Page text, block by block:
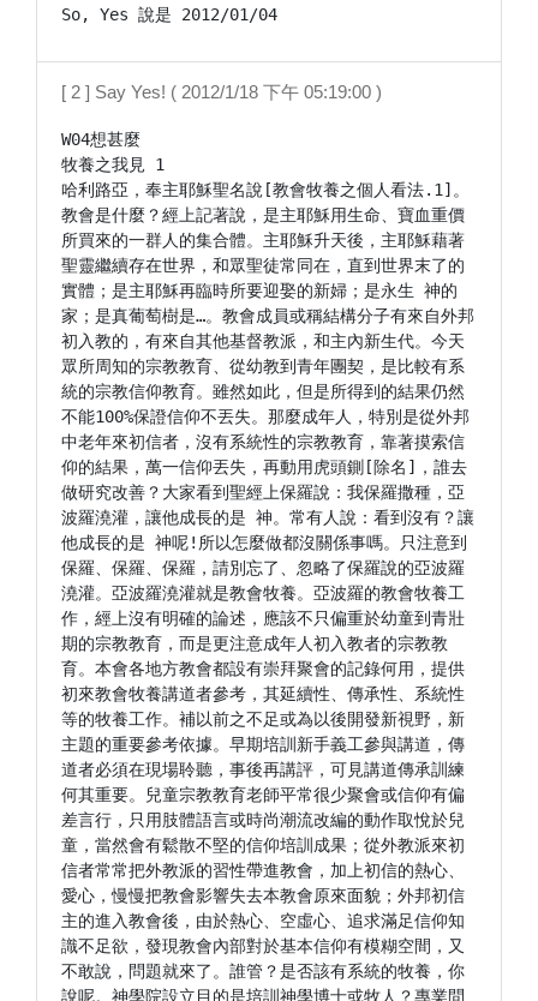
[ 2 ] Say Yes! ( 2012/1/18 下午 05:19:00 )
W04想甚麼
牧養之我見 1
哈利路亞，奉主耶穌聖名說[教會牧養之個人看法.1]。
教會是什麼？經上記著說，是主耶穌用生命、寶血重價
所買來的一群人的集合體。主耶穌升天後，主耶穌藉著
聖靈繼續存在世界，和眾聖徒常同在，直到世界末了的
實體；是主耶穌再臨時所要迎娶的新婦；是永生 神的
家；是真葡萄樹是…。教會成員或稱結構分子有來自外邦
初入教的，有來自其他基督教派，和主內新生代。今天
眾所周知的宗教教育、從幼教到青年團契，是比較有系
統的宗教信仰教育。雖然如此，但是所得到的結果仍然
不能100%保證信仰不丟失。那麼成年人，特別是從外邦
中老年來初信者，沒有系統性的宗教教育，靠著摸索信
仰的結果，萬一信仰丟失，再動用虎頭鍘[除名]，誰去
做研究改善？大家看到聖經上保羅說：我保羅撒種，亞
波羅澆灌，讓他成長的是 神。常有人說：看到沒有？讓
他成長的是 神呢!所以怎麼做都沒關係事嗎。只注意到
保羅、保羅、保羅，請別忘了、忽略了保羅說的亞波羅
澆灌。亞波羅澆灌就是教會牧養。亞波羅的教會牧養工
作，經上沒有明確的論述，應該不只偏重於幼童到青壯
期的宗教教育，而是更注意成年人初入教者的宗教教
育。本會各地方教會都設有崇拜聚會的記錄何用，提供
初來教會牧養講道者參考，其延續性、傳承性、系統性
等的牧養工作。補以前之不足或為以後開發新視野，新
主題的重要參考依據。早期培訓新手義工參與講道，傳
道者必須在現場聆聽，事後再講評，可見講道傳承訓練
何其重要。兒童宗教教育老師平常很少聚會或信仰有偏
差言行，只用肢體語言或時尚潮流改編的動作取悅於兒
童，當然會有鬆散不堅的信仰培訓成果；從外教派來初
信者常常把外教派的習性帶進教會，加上初信的熱心、
愛心，慢慢把教會影響失去本教會原來面貌；外邦初信
主的進入教會後，由於熱心、空虛心、追求滿足信仰知
識不足欲，發現教會內部對於基本信仰有模糊空間，又
不敢說，問題就來了。誰管？是否該有系統的牧養，你
說呢。神學院設立目的是培訓神學博士或牧人？專業問